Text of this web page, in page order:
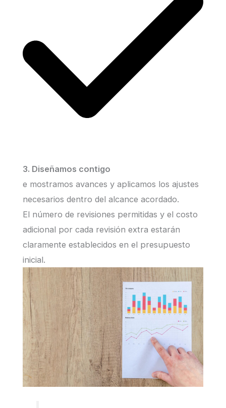
3. Diseñamos contigo
e mostramos avances y aplicamos los ajustes
necesarios dentro del alcance acordado.
El número de revisiones permitidas y el costo
adicional por cada revisión extra estarán
claramente establecidos en el presupuesto
inicial.